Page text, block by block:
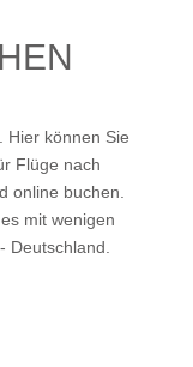
Hier können Sie
Flüge nach
online buchen.
mit wenigen
- Deutschland.